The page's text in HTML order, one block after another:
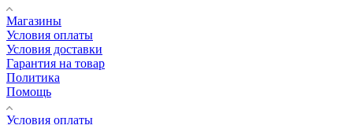
Магазины
Условия оплаты
Условия доставки
Гарантия на товар
Политика
Помощь
Условия оплаты